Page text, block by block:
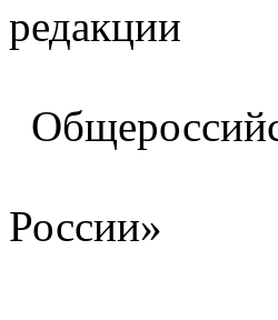
редакции
III
«Союз
России»